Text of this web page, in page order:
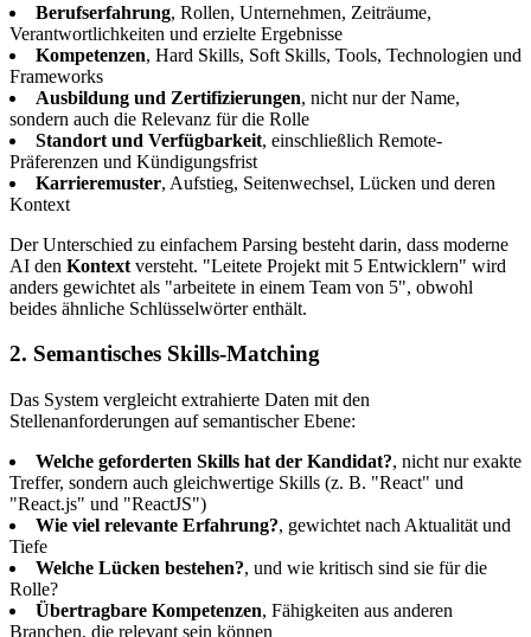
Berufserfahrung, Rollen, Unternehmen, Zeiträume,
Verantwortlichkeiten und erzielte Ergebnisse
Kompetenzen, Hard Skills, Soft Skills, Tools, Technologien und
Frameworks
Ausbildung und Zertifizierungen, nicht nur der Name,
sondern auch die Relevanz für die Rolle
Standort und Verfügbarkeit, einschließlich Remote-
Präferenzen und Kündigungsfrist
Karrieremuster, Aufstieg, Seitenwechsel, Lücken und deren
Kontext
Der Unterschied zu einfachem Parsing besteht darin, dass moderne
AI den Kontext versteht. "Leitete Projekt mit 5 Entwicklern" wird
anders gewichtet als "arbeitete in einem Team von 5", obwohl
beides ähnliche Schlüsselwörter enthält.
2. Semantisches Skills-Matching
Das System vergleicht extrahierte Daten mit den
Stellenanforderungen auf semantischer Ebene:
Welche geforderten Skills hat der Kandidat?, nicht nur exakte
Treffer, sondern auch gleichwertige Skills (z. B. "React" und
"React.js" und "ReactJS")
Wie viel relevante Erfahrung?, gewichtet nach Aktualität und
Tiefe
Welche Lücken bestehen?, und wie kritisch sind sie für die
Rolle?
Übertragbare Kompetenzen, Fähigkeiten aus anderen
Branchen, die relevant sein können